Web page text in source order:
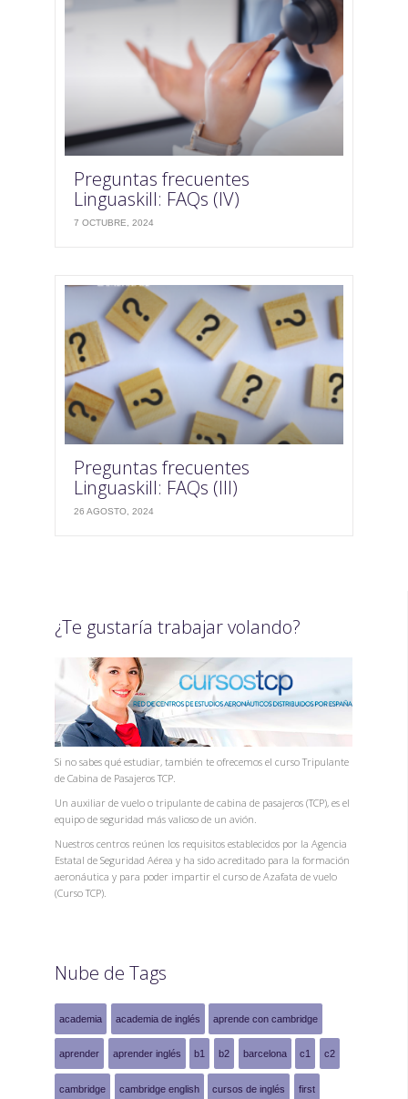
Preguntas frecuentes
Linguaskill: FAQs (IV)
7 OCTUBRE, 2024
Preguntas frecuentes
Linguaskill: FAQs (III)
26 AGOSTO, 2024
¿Te gustaría trabajar volando?
Si no sabes qué estudiar, también te ofrecemos el curso Tripulante
de Cabina de Pasajeros TCP.
Un auxiliar de vuelo o tripulante de cabina de pasajeros (TCP), es el
equipo de seguridad más valioso de un avión.
Nuestros centros reúnen los requisitos establecidos por la Agencia
Estatal de Seguridad Aérea y ha sido acreditado para la formación
aeronáutica y para poder impartir el curso de Azafata de vuelo
(Curso TCP).
Nube de Tags
academia academia de inglés aprende con cambridge
aprender aprender inglés b1 b2 barcelona c1 c2
cambridge cambridge english cursos de inglés first